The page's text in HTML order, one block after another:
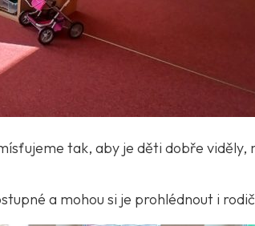
tak, aby je děti dobře
a mohou si je prohlédnout i